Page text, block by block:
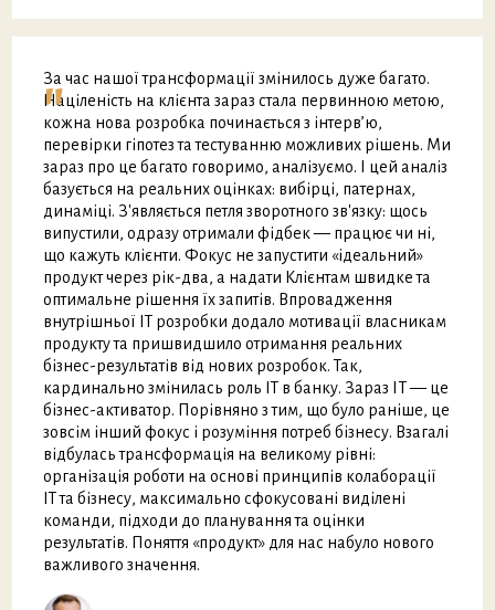
"
За час нашої трансформації змінилось дуже багато.
Націленість на клієнта зараз стала первинною метою,
кожна нова розробка починається з інтерв’ю,
перевірки гіпотез та тестуванню можливих рішень. Ми
зараз про це багато говоримо, аналізуємо. І цей аналіз
базується на реальних оцінках: вибірці, патернах,
динаміці. З'являється петля зворотного зв'язку: щось
випустили, одразу отримали фідбек — працює чи ні,
що кажуть клієнти. Фокус не запустити «ідеальний»
продукт через рік-два, а надати Клієнтам швидке та
оптимальне рішення їх запитів. Впровадження
внутрішньої ІТ розробки додало мотивації власникам
продукту та пришвидшило отримання реальних
бізнес-результатів від нових розробок. Так,
кардинально змінилась роль ІТ в банку. Зараз IT — це
бізнес-активатор. Порівняно з тим, що було раніше, це
зовсім інший фокус і розуміння потреб бізнесу. Взагалі
відбулась трансформація на великому рівні:
організація роботи на основі принципів колаборації
ІТ та бізнесу, максимально сфокусовані виділені
команди, підходи до планування та оцінки
результатів. Поняття «продукт» для нас набуло нового
важливого значення.